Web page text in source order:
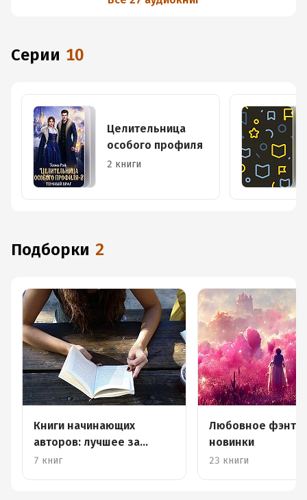
Серии 10
Целительница
особого профиля
2 книги
Подборки 2
Книги начинающих
авторов: лучшее за
апрель
7 книг
Любовное
новинки
23 книги